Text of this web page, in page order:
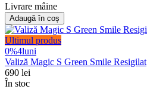
Livrare mâine
Adaugă în coș
Ultimul produs
0%4luni
Valiză Magic S Green Smile Resigilat
690 lei
În stoc